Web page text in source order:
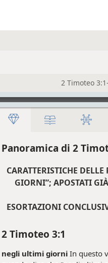
2 Timoteo
Panoramica di 2
CARATTERISTICHE
GIORNI”; APOSTATI
ESORTAZIONI
2 Timoteo 3:1
negli ultimi giorni In questo